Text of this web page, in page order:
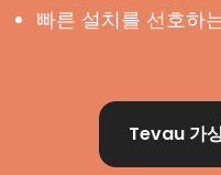
빠른 설치를 선호하
Tevau 가